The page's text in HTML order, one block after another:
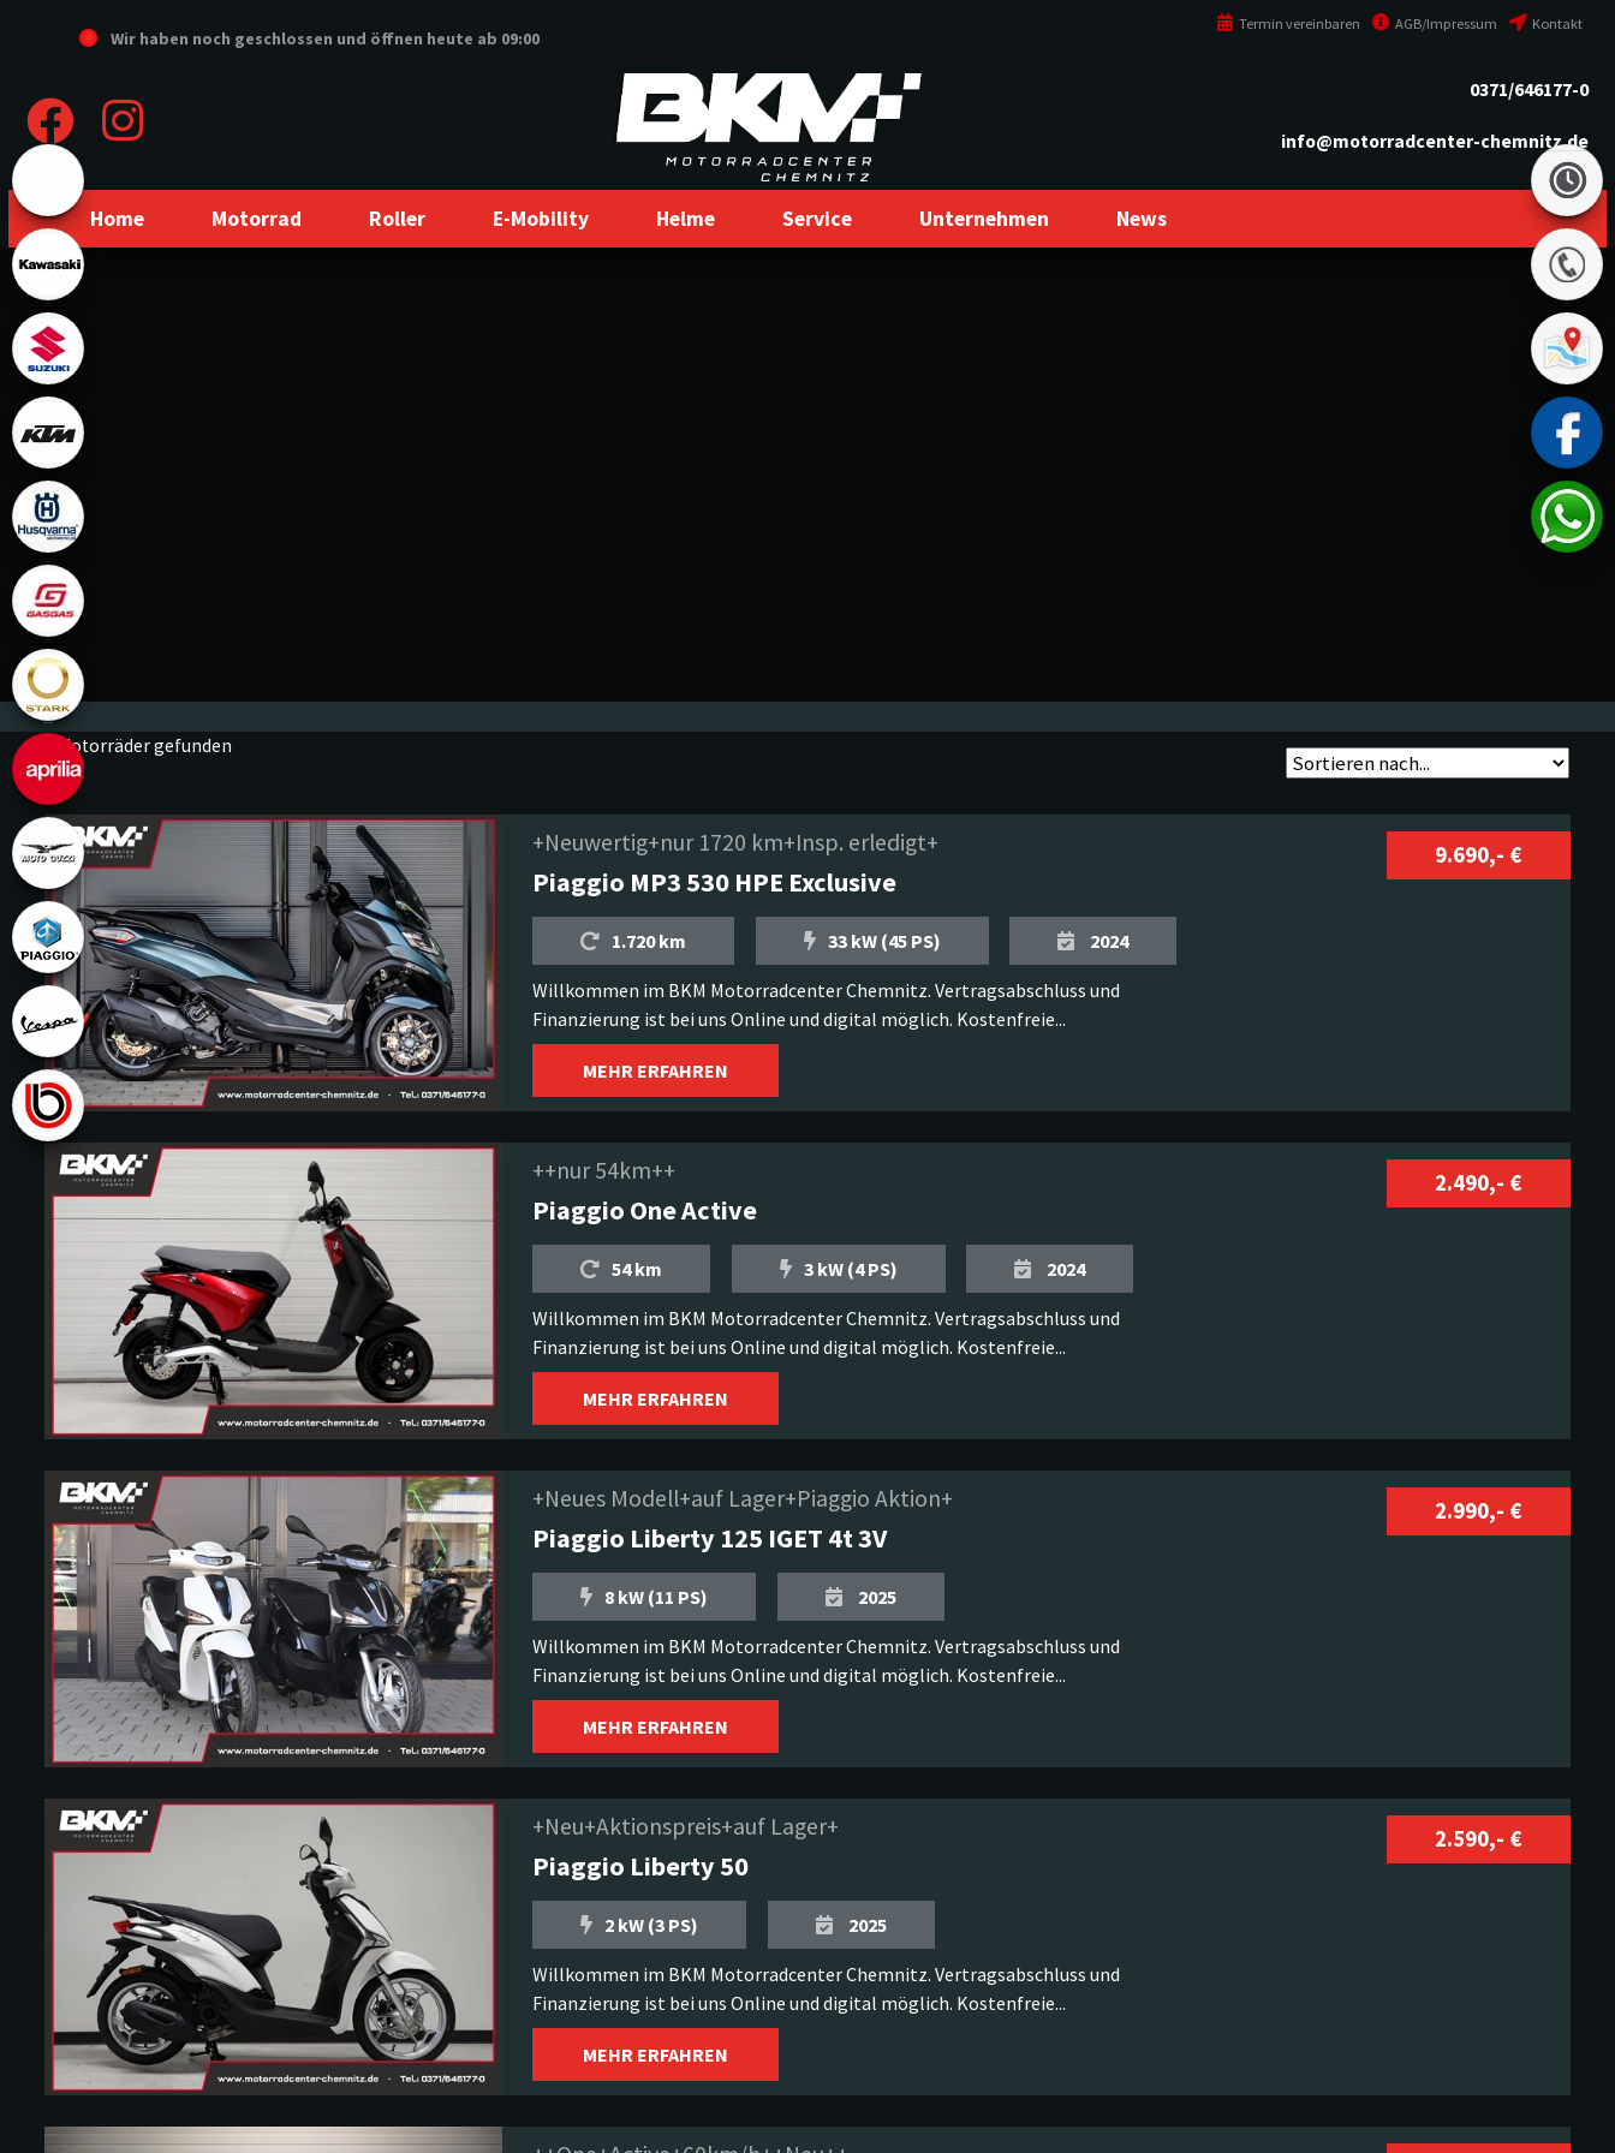
Wir haben noch geschlossen und öffnen heute ab 09:00
Kontakt
AGB/Impressum
Termin vereinbaren
0371/646177-0
info@motorradcenter-chemnitz.de
Home Motorrad Roller E-Mobility Helme Service Unternehmen News
5 Motorräder gefunden
+Neuwertig+nur 1720 km+Insp. erledigt+
Piaggio MP3 530 HPE Exclusive
9.690,- €
1.720 km 33 kW (45 PS) 2024
Willkommen im BKM Motorradcenter Chemnitz. Vertragsabschluss und
Finanzierung ist bei uns Online und digital möglich. Kostenfreie...
MEHR ERFAHREN
++nur 54km++
Piaggio One Active
2.490,- €
54 km 3 kW (4 PS) 2024
Willkommen im BKM Motorradcenter Chemnitz. Vertragsabschluss und
Finanzierung ist bei uns Online und digital möglich. Kostenfreie...
MEHR ERFAHREN
+Neues Modell+auf Lager+Piaggio Aktion+
Piaggio Liberty 125 IGET 4t 3V
2.990,- €
8 kW (11 PS) 2025
Willkommen im BKM Motorradcenter Chemnitz. Vertragsabschluss und
Finanzierung ist bei uns Online und digital möglich. Kostenfreie...
MEHR ERFAHREN
+Neu+Aktionspreis+auf Lager+
Piaggio Liberty 50
2.590,- €
2 kW (3 PS) 2025
Willkommen im BKM Motorradcenter Chemnitz. Vertragsabschluss und
Finanzierung ist bei uns Online und digital möglich. Kostenfreie...
MEHR ERFAHREN